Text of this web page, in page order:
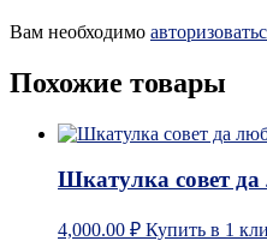
Вам необходимо
Похожие товары
Шкатулка совет
4,000.00 ₽ Купить в 1